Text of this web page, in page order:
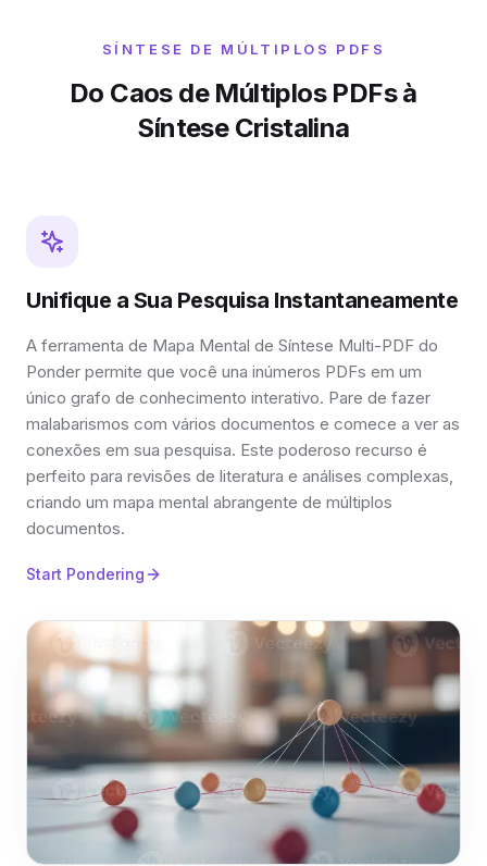
SÍNTESE DE MÚLTIPLOS PDFS
Do Caos de Múltiplos PDFs à
Síntese Cristalina
Unifique a Sua Pesquisa Instantaneamente
A ferramenta de Mapa Mental de Síntese Multi-PDF do
Ponder permite que você una inúmeros PDFs em um
único grafo de conhecimento interativo. Pare de fazer
malabarismos com vários documentos e comece a ver as
conexões em sua pesquisa. Este poderoso recurso é
perfeito para revisões de literatura e análises complexas,
criando um mapa mental abrangente de múltiplos
documentos.
Start Pondering